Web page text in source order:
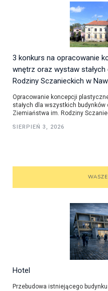
3 konkurs na opracowanie
wnętrz oraz wystaw
Rodziny Sczanieckich w
Opracowanie koncepcji
stałych dla wszystkich
Ziemiaństwa im. Rodziny
SIERPIEŃ 3, 2026
Hotel
Przebudowa istniejącego